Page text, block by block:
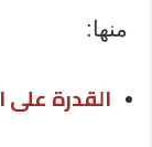
منها:
القدرة على